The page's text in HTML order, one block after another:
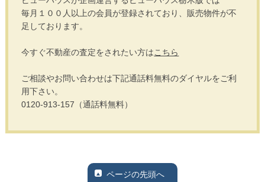
毎月１００人以上の会員が登録されており、販売物件が不
足しております。
今すぐ不動産の査定をされたい方はこちら
ご相談やお問い合わせは下記通話料無料のダイヤルをご利
用下さい。
0120-913-157（通話料無料）
ページの先頭へ